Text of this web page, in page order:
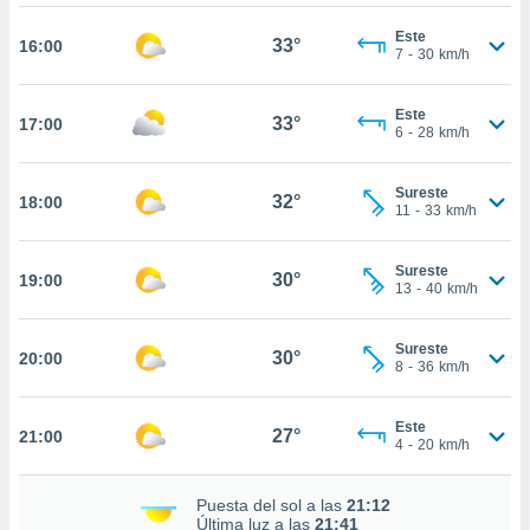
se
Puedes
web a
16:00 33°
Este
7 - 30 km/h
17:00 33°
Este
6 - 28 km/h
18:00 32°
Sureste
11 - 33 km/h
19:00 30°
Sureste
13 - 40 km/h
20:00 30°
Sureste
8 - 36 km/h
21:00 27°
Este
4 - 20 km/h
Puesta del sol a las 21:12
Última luz a las 21:41